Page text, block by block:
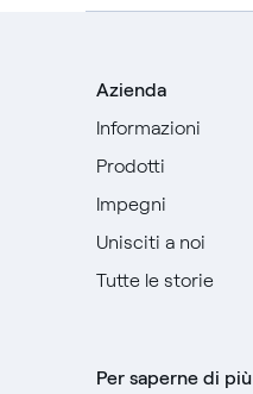
Azienda
Informazioni
Prodotti
Impegni
Unisciti a noi
Tutte le storie
Per saperne di più